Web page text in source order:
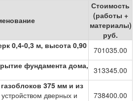
Стоимость
(работы +
материалы)
руб.
0,4-0,3 м, высота 0,90
701035.00
фундамента дома, 313345.00
375 мм и из
устройством дверных и
738400.00